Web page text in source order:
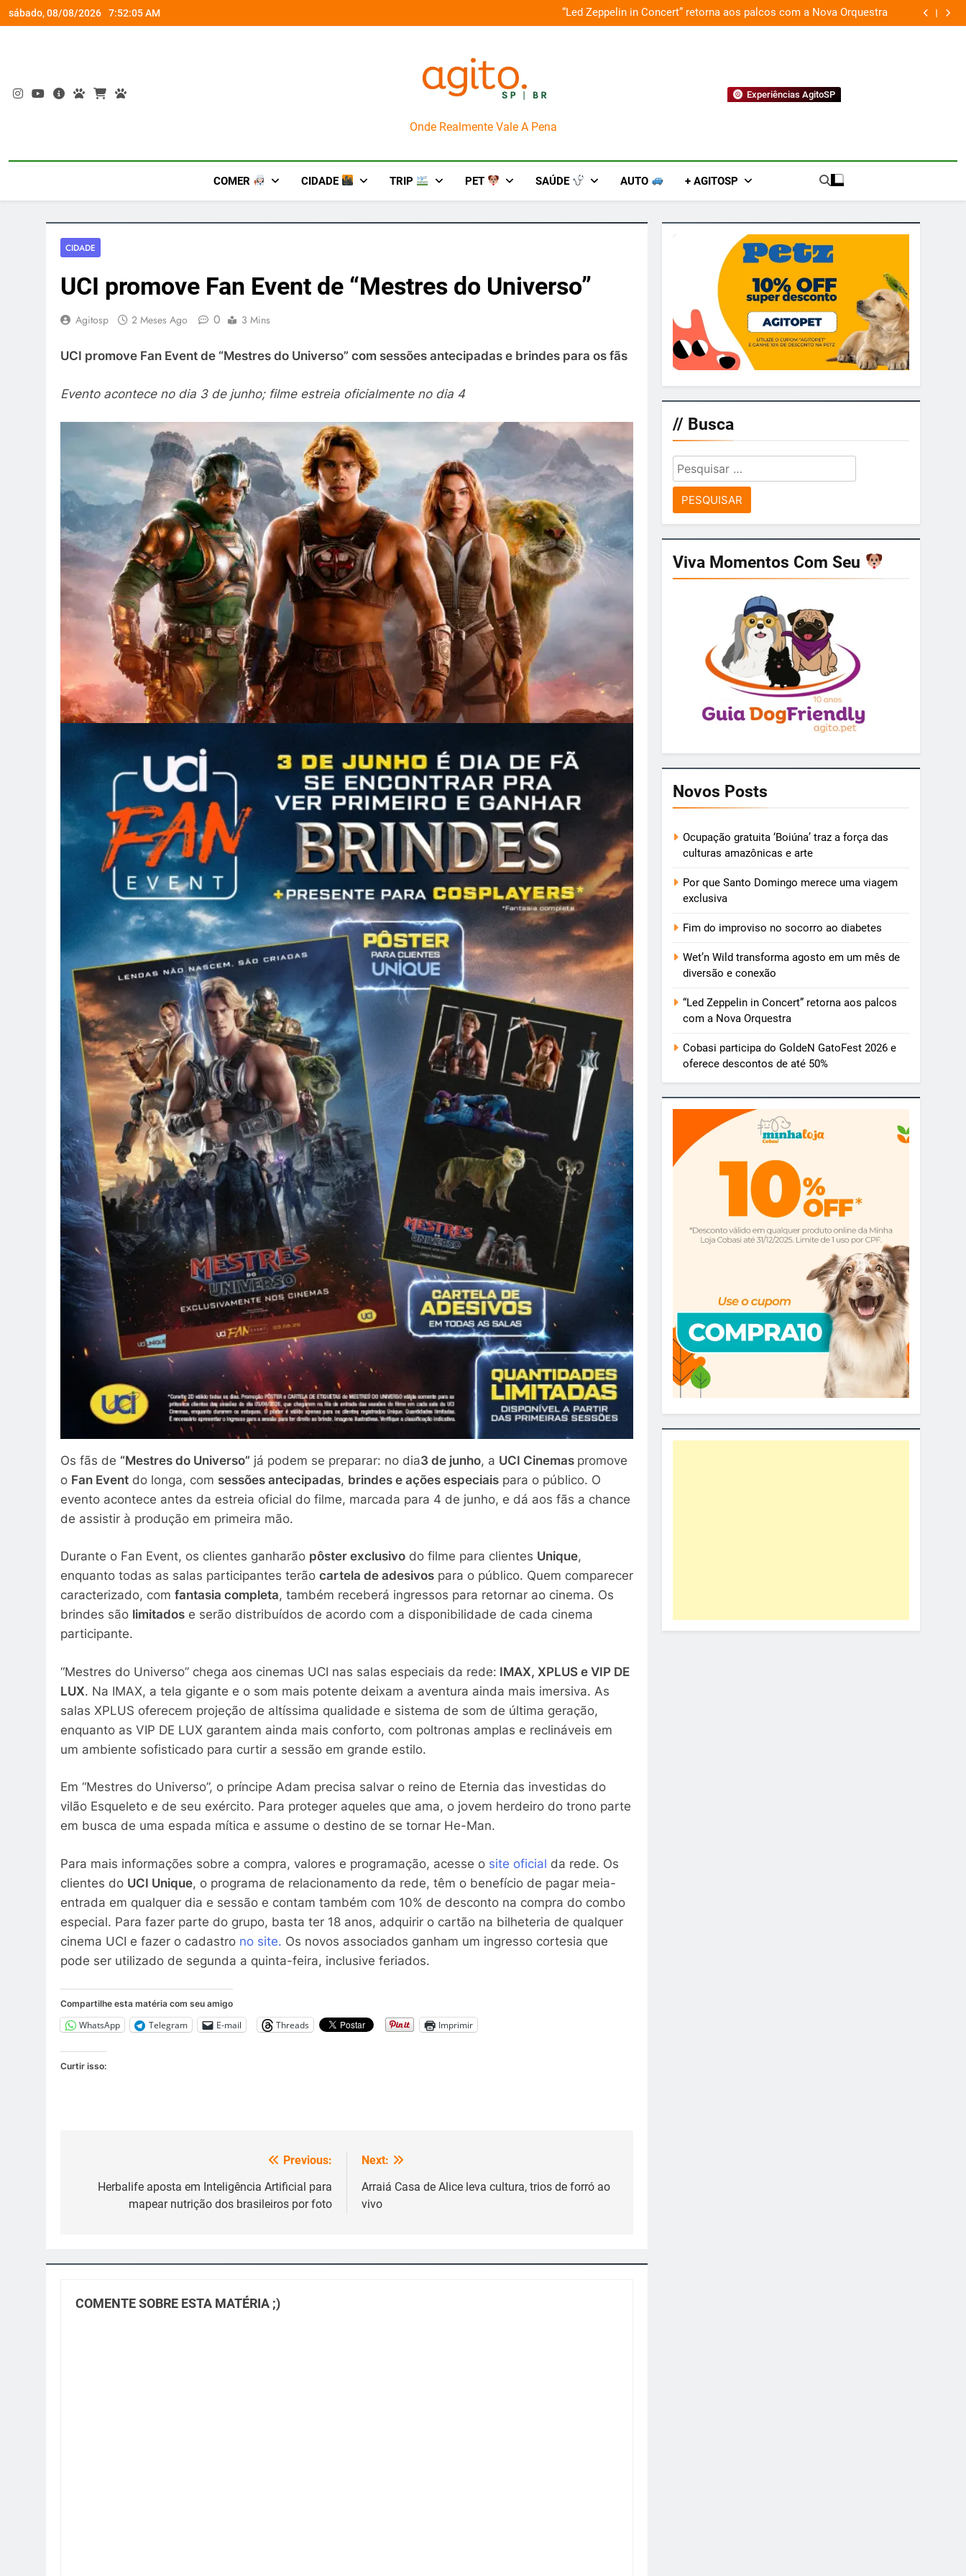
Skip
to
sábado, 08/08/2026 7:52:06 AM
ao diabetes “Led Zeppelin in Concert” retorna aos palcos com a Nova Orquestra Cobasi
AgitoSP
Onde Realmente Vale A Pena
Experiências AgitoSP
COMER CIDADE TRIP PET SAÚDE AUTO + AGITOSP
CIDADE
UCI promove Fan Event de “Mestres do Universo”
Agitosp 2 Meses Ago 0 3 Mins
UCI promove Fan Event de “Mestres do Universo” com sessões antecipadas e brindes para os fãs
Evento acontece no dia 3 de junho; filme estreia oficialmente no dia 4
Os fãs de “Mestres do Universo” já podem se preparar: no dia3 de junho, a UCI Cinemas promove
o Fan Event do longa, com sessões antecipadas, brindes e ações especiais para o público. O
evento acontece antes da estreia oficial do filme, marcada para 4 de junho, e dá aos fãs a chance
de assistir à produção em primeira mão.
Durante o Fan Event, os clientes ganharão pôster exclusivo do filme para clientes Unique,
enquanto todas as salas participantes terão cartela de adesivos para o público. Quem comparecer
caracterizado, com fantasia completa, também receberá ingressos para retornar ao cinema. Os
brindes são limitados e serão distribuídos de acordo com a disponibilidade de cada cinema
participante.
“Mestres do Universo” chega aos cinemas UCI nas salas especiais da rede: IMAX, XPLUS e VIP DE
LUX. Na IMAX, a tela gigante e o som mais potente deixam a aventura ainda mais imersiva. As
salas XPLUS oferecem projeção de altíssima qualidade e sistema de som de última geração,
enquanto as VIP DE LUX garantem ainda mais conforto, com poltronas amplas e reclináveis em
um ambiente sofisticado para curtir a sessão em grande estilo.
Em “Mestres do Universo”, o príncipe Adam precisa salvar o reino de Eternia das investidas do
vilão Esqueleto e de seu exército. Para proteger aqueles que ama, o jovem herdeiro do trono parte
em busca de uma espada mítica e assume o destino de se tornar He-Man.
Para mais informações sobre a compra, valores e programação, acesse o site oficial da rede. Os
clientes do UCI Unique, o programa de relacionamento da rede, têm o benefício de pagar meia-
entrada em qualquer dia e sessão e contam também com 10% de desconto na compra do combo
especial. Para fazer parte do grupo, basta ter 18 anos, adquirir o cartão na bilheteria de qualquer
cinema UCI e fazer o cadastro no site. Os novos associados ganham um ingresso cortesia que
pode ser utilizado de segunda a quinta-feira, inclusive feriados.
Compartilhe esta matéria com seu amigo
WhatsApp Telegram E-mail Threads Imprimir
Curtir isso:
Previous:
Herbalife aposta em Inteligência Artificial para
mapear nutrição dos brasileiros por foto
Next:
Arraiá Casa de Alice leva cultura, trios de forró ao
vivo
COMENTE SOBRE ESTA MATÉRIA ;)
// Busca
Pesquisar
por:
Viva Momentos Com Seu
Novos Posts
Ocupação gratuita ‘Boiúna’ traz a força das
culturas amazônicas e arte
Por que Santo Domingo merece uma viagem
exclusiva
Fim do improviso no socorro ao diabetes
Wet’n Wild transforma agosto em um mês de
diversão e conexão
“Led Zeppelin in Concert” retorna aos palcos
com a Nova Orquestra
Cobasi participa do GoldeN GatoFest 2026 e
oferece descontos de até 50%